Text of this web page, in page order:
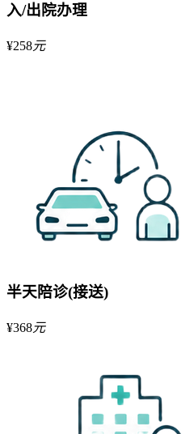
入/出院办理
¥258元
半天陪诊(接送)
¥368元